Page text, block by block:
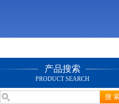
产品搜索
PRODUCT SEARCH